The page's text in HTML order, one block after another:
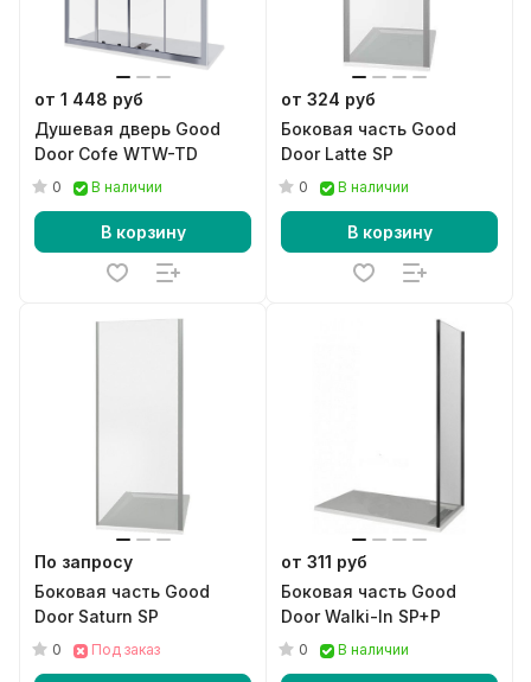
от 1 448 руб
Душевая дверь Good
Door Cofe WTW-TD
0 В наличии
В корзину
от 324 руб
Боковая часть Good
Door Latte SP
0 В наличии
В корзину
По запросу
Боковая часть Good
Door Saturn SP
0 Под заказ
от 311 руб
Боковая часть Good
Door Walki-In SP+P
0 В наличии